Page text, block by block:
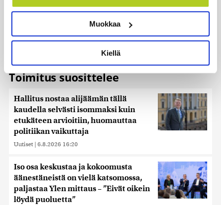
ominaispiirteitä aktiivisesti (sormenjäljen
Lue lisää siitä, miten henkilötietojasi käsitellään ja miten
suostumustasi tai peruuttaa sen milloin vain
evästeilmoituksessa.
räätälöimiseen, sosiaalisen median ominaisuuksien
tukemiseen ja kävijämäärämme analysoimiseen. Lisäksi
jaamme sosiaalisen median, mainosalan ja analytiikka-
alan kumppaneillemme tietoja siitä, miten käytät
sivustoamme. Kumppanimme voivat yhdistää näitä
tietoja muihin tietoihin, joita olet antanut heille tai joita on
kerätty, kun olet käyttänyt heidän palvelujaan. Tietoja
saatetaan myös siirtää ulkomaille.
Muokkaa
Kiellä
Toimitus suosittelee
Hallitus nostaa alijäämän tällä
kaudella selvästi isommaksi kuin
etukäteen arvioitiin, huomauttaa
politiikan vaikuttaja
Uutiset | 6.8.2026 16:20
Iso osa keskustaa ja kokoomusta
äänestäneistä on vielä katsomossa,
paljastaa Ylen mittaus – ”Eivät oikein
löydä puoluetta”